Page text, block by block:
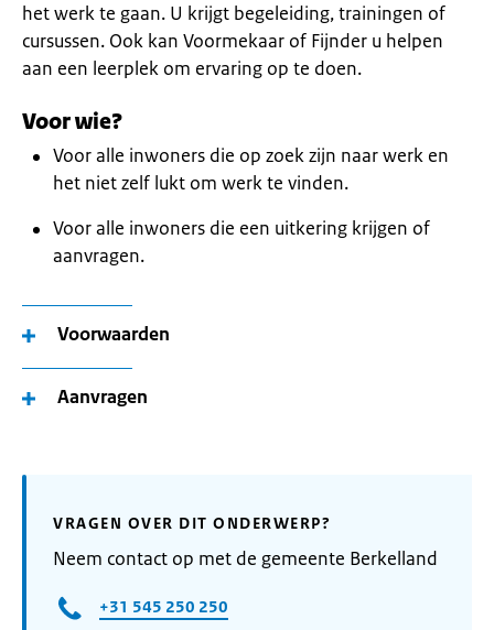
het werk te gaan. U krijgt begeleiding, trainingen of
cursussen. Ook kan Voormekaar of Fijnder u helpen
aan een leerplek om ervaring op te doen.
Voor wie?
Voor alle inwoners die op zoek zijn naar werk en
het niet zelf lukt om werk te vinden.
Voor alle inwoners die een uitkering krijgen of
aanvragen.
Voorwaarden
Aanvragen
VRAGEN OVER DIT ONDERWERP?
Neem contact op met de gemeente Berkelland
+31 545 250 250